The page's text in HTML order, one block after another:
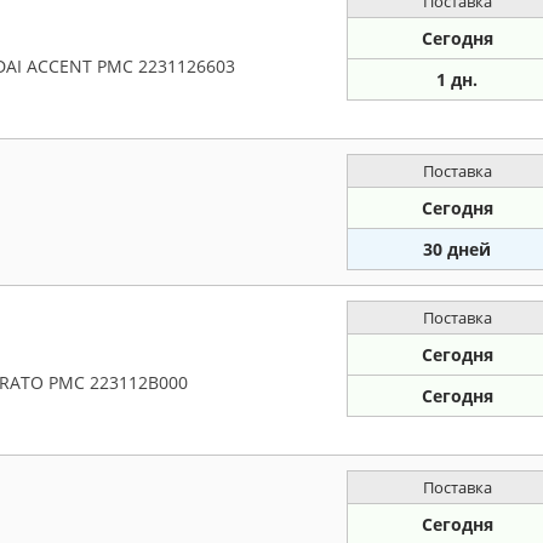
ACCENT PMC 2231126603
Сегодня
1 дн.
Поставка
Сегодня
30 дней
PMC 223112B000
Поставка
Сегодня
Сегодня
Поставка
Сегодня